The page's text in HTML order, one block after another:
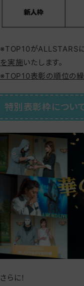
※TOP10がALLSTARS
を実施いたします。
※TOP10表彰の順位の繰
特別表彰枠につい
さらに！